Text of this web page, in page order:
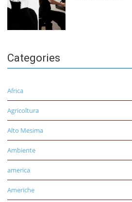
Categories
Africa
Agricoltura
Alto Mesima
Ambiente
america
Americhe